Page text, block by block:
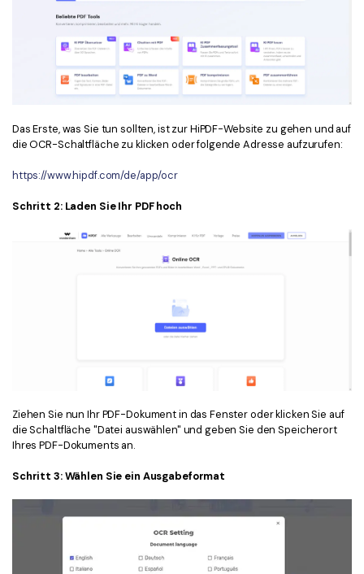
Das Erste, was Sie tun sollten, ist zur HiPDF-Website zu gehen und auf
die OCR-Schaltfläche zu klicken oder folgende Adresse aufzurufen:
https://www.hipdf.com/de/app/ocr
Schritt 2: Laden Sie Ihr PDF hoch
Ziehen Sie nun Ihr PDF-Dokument in das Fenster oder klicken Sie auf
die Schaltfläche "Datei auswählen" und geben Sie den Speicherort
Ihres PDF-Dokuments an.
Schritt 3: Wählen Sie ein Ausgabeformat